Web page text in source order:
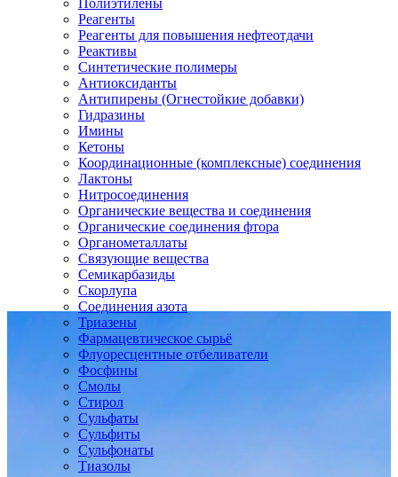
Полиэтилены
Реагенты
Реагенты для повышения нефтеотдачи
Реактивы
Синтетические полимеры
Антиоксиданты
Антипирены (Огнестойкие добавки)
Гидразины
Имины
Кетоны
Координационные (комплексные) соединения
Лактоны
Нитросоединения
Органические вещества и соединения
Органические соединения фтора
Органометаллаты
Связующие вещества
Семикарбазиды
Скорлупа
Соединения азота
Триазены
Фармацевтическое сырьё
Флуоресцентные отбеливатели
Фосфины
Смолы
Стирол
Сульфаты
Сульфиты
Сульфонаты
Тиазолы